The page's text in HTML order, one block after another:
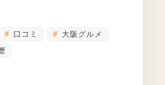
口コミ
大阪グルメ